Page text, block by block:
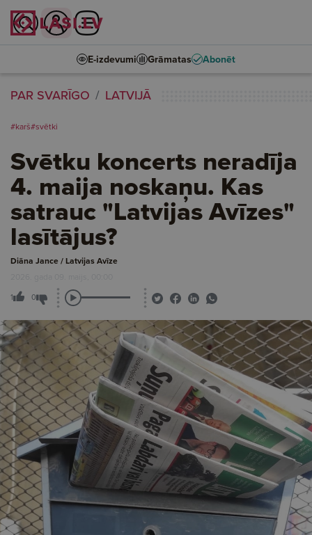
E-izdevumi Grāmatas Abonēt
PAR SVARĪGO LATVIJĀ
#karš#svētki
Svētku koncerts neradīja
4. maija noskaņu. Kas
satrauc "Latvijas Avīzes"
lasītājus?
Diāna Jance / Latvijas Avīze
2026. gada 09. maijs, 00:00
1 0